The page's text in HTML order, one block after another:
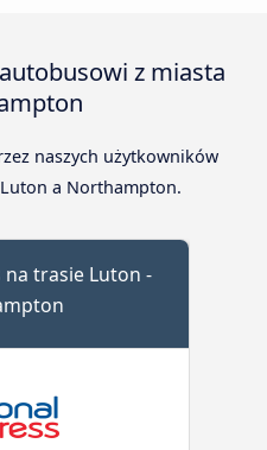
z miasta
naszych użytkowników
a Northampton.
na trasie Luton -